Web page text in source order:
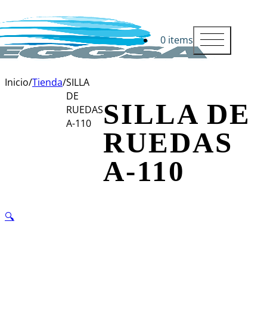
0 items
Inicio/Tienda/SILLA
DE
RUEDAS
A-110
SILLA DE
RUEDAS
A-110
🔍